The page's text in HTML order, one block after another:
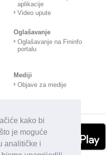
kako bi
je moguće
analitičke i
aplikacije
Video upute
Oglašavanje
Oglašavanje na Fininfo
portalu
Mediji
Objave za medije